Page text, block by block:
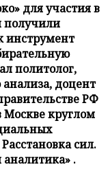
для участия в
получили
инструмент
политолог,
доцент
РФ
круглом
сил.
.